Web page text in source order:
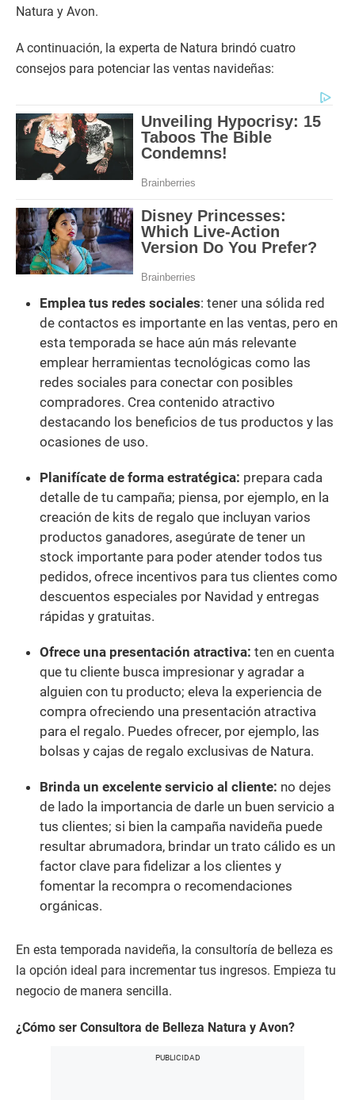
Natura y Avon.
A continuación, la experta de Natura brindó cuatro
consejos para potenciar las ventas navideñas:
Emplea tus redes sociales: tener una sólida red
de contactos es importante en las ventas, pero en
esta temporada se hace aún más relevante
emplear herramientas tecnológicas como las
redes sociales para conectar con posibles
compradores. Crea contenido atractivo
destacando los beneficios de tus productos y las
ocasiones de uso.
Planifícate de forma estratégica: prepara cada
detalle de tu campaña; piensa, por ejemplo, en la
creación de kits de regalo que incluyan varios
productos ganadores, asegúrate de tener un
stock importante para poder atender todos tus
pedidos, ofrece incentivos para tus clientes como
descuentos especiales por Navidad y entregas
rápidas y gratuitas.
Ofrece una presentación atractiva: ten en cuenta
que tu cliente busca impresionar y agradar a
alguien con tu producto; eleva la experiencia de
compra ofreciendo una presentación atractiva
para el regalo. Puedes ofrecer, por ejemplo, las
bolsas y cajas de regalo exclusivas de Natura.
Brinda un excelente servicio al cliente: no dejes
de lado la importancia de darle un buen servicio a
tus clientes; si bien la campaña navideña puede
resultar abrumadora, brindar un trato cálido es un
factor clave para fidelizar a los clientes y
fomentar la recompra o recomendaciones
orgánicas.
En esta temporada navideña, la consultoría de belleza es
la opción ideal para incrementar tus ingresos. Empieza tu
negocio de manera sencilla.
¿Cómo ser Consultora de Belleza Natura y Avon?